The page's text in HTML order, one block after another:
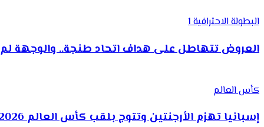
البطولة الاحترافية 1
العروض تتهاطل على هداف اتحاد طنجة.. والوجهة
كأس العالم
إسبانيا تهزم الأرجنتين وتتوج بلقب كأس العالم 2026